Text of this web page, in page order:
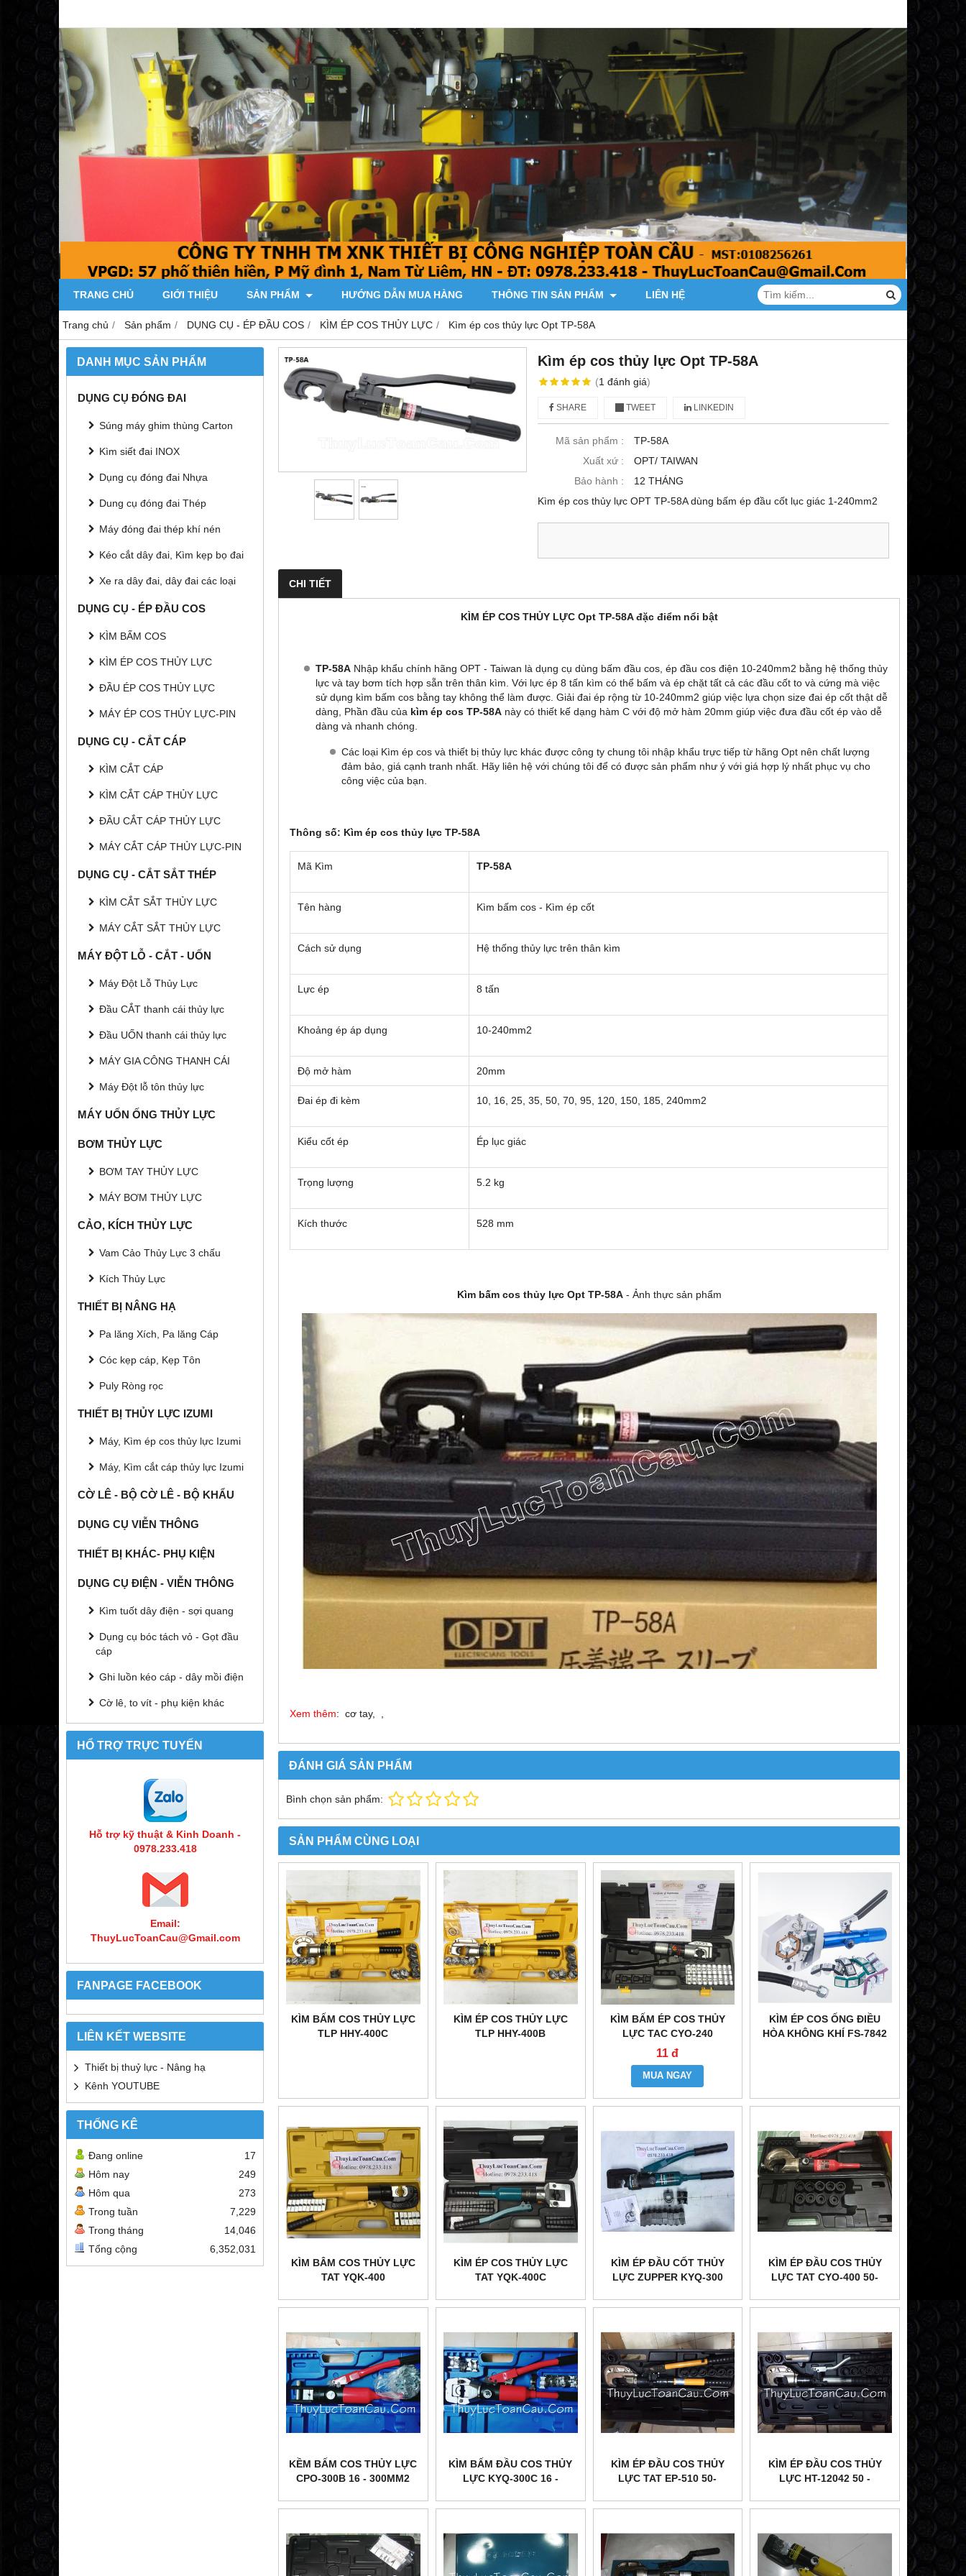
TRANG CHỦ GIỚI THIỆU SẢN PHẨM HƯỚNG DẪN MUA HÀNG THÔNG TIN SẢN PHẨM LIÊN HỆ
Trang chủ Sản phẩm DỤNG CỤ - ÉP ĐẦU COS KÌM ÉP COS THỦY LỰC Kìm ép cos thủy lực Opt TP-58A
DANH MỤC SẢN PHẨM
DỤNG CỤ ĐÓNG ĐAI
Súng máy ghim thùng Carton
Kìm siết đai INOX
Dụng cụ đóng đai Nhựa
Dung cụ đóng đai Thép
Máy đóng đai thép khí nén
Kéo cắt dây đai, Kìm kẹp bọ đai
Xe ra dây đai, dây đai các loại
DỤNG CỤ - ÉP ĐẦU COS
KÌM BẤM COS
KÌM ÉP COS THỦY LỰC
ĐẦU ÉP COS THỦY LỰC
MÁY ÉP COS THỦY LỰC-PIN
DỤNG CỤ - CẮT CÁP
KÌM CẮT CÁP
KÌM CẮT CÁP THỦY LỰC
ĐẦU CẮT CÁP THỦY LỰC
MÁY CẮT CÁP THỦY LỰC-PIN
DỤNG CỤ - CẮT SẮT THÉP
KÌM CẮT SẮT THỦY LỰC
MÁY CẮT SẮT THỦY LỰC
MÁY ĐỘT LỖ - CẮT - UỐN
Máy Đột Lỗ Thủy Lực
Đầu CẮT thanh cái thủy lực
Đầu UỐN thanh cái thủy lực
MÁY GIA CÔNG THANH CÁI
Máy Đột lỗ tôn thủy lực
MÁY UỐN ỐNG THỦY LỰC
BƠM THỦY LỰC
BƠM TAY THỦY LỰC
MÁY BƠM THỦY LỰC
CẢO, KÍCH THỦY LỰC
Vam Cảo Thủy Lực 3 chấu
Kích Thủy Lực
THIẾT BỊ NÂNG HẠ
Pa lăng Xích, Pa lăng Cáp
Cóc kẹp cáp, Kẹp Tôn
Puly Ròng rọc
THIẾT BỊ THỦY LỰC IZUMI
Máy, Kìm ép cos thủy lực Izumi
Máy, Kìm cắt cáp thủy lực Izumi
CỜ LÊ - BỘ CỜ LÊ - BỘ KHẨU
DỤNG CỤ VIỄN THÔNG
THIẾT BỊ KHÁC- PHỤ KIỆN
DỤNG CỤ ĐIỆN - VIỄN THÔNG
Kìm tuốt dây điện - sợi quang
Dụng cụ bóc tách vỏ - Gọt đầu
cáp
Ghi luồn kéo cáp - dây mồi điện
Cờ lê, to vít - phụ kiện khác
HỔ TRỢ TRỰC TUYẾN
Hỗ trợ kỹ thuật & Kinh Doanh -
0978.233.418
Email:
ThuyLucToanCau@Gmail.com
FANPAGE FACEBOOK
LIÊN KẾT WEBSITE
Thiết bị thuỷ lực - Nâng hạ
Kênh YOUTUBE
THỐNG KÊ
Đang online
17
Hôm nay
249
Hôm qua
273
Trong tuần
7,229
Trong tháng
14,046
Tổng cộng
6,352,031
Kìm ép cos thủy lực Opt TP-58A
(1 đánh giá)
SHARE TWEET LINKEDIN
Mã sản phẩm :
TP-58A
Xuất xứ :
OPT/ TAIWAN
Bảo hành :
12 THÁNG
Kìm ép cos thủy lực OPT TP-58A dùng bấm ép đầu cốt lục giác 1-240mm2
CHI TIẾT
KÌM ÉP COS THỦY LỰC Opt TP-58A đặc điểm nổi bật
TP-58A Nhập khẩu chính hãng OPT - Taiwan là dụng cụ dùng bấm đầu cos, ép đầu cos điện 10-240mm2 bằng hệ thống thủy
lực và tay bơm tích hợp sẵn trên thân kìm. Với lực ép 8 tấn kìm có thể bấm và ép chặt tất cả các đầu cốt to và cứng mà việc
sử dụng kìm bấm cos bằng tay không thể làm được. Giải đai ép rộng từ 10-240mm2 giúp việc lựa chọn size đai ép cốt thật dễ
dàng, Phần đầu của kìm ép cos TP-58A này có thiết kế dạng hàm C với độ mở hàm 20mm giúp việc đưa đầu cốt ép vào dễ
dàng và nhanh chóng.
Các loại Kìm ép cos và thiết bị thủy lực khác được công ty chung tôi nhập khẩu trực tiếp từ hãng Opt nên chất lượng
đảm bảo, giá cạnh tranh nhất. Hãy liên hệ với chúng tôi để có được sản phẩm như ý với giá hợp lý nhất phục vụ cho
công việc của bạn.
Thông số: Kìm ép cos thủy lực TP-58A
Mã Kìm TP-58A
Tên hàng Kìm bấm cos - Kìm ép cốt
Cách sử dụng Hệ thống thủy lực trên thân kìm
Lực ép 8 tấn
Khoảng ép áp dụng 10-240mm2
Độ mở hàm 20mm
Đai ép đi kèm 10, 16, 25, 35, 50, 70, 95, 120, 150, 185, 240mm2
Kiểu cốt ép Ép lục giác
Trọng lượng 5.2 kg
Kích thước 528 mm
Kìm bấm cos thủy lực Opt TP-58A- Ảnh thực sản phẩm
Xem thêm: cơ tay, ,
ĐÁNH GIÁ SẢN PHẨM
Bình chọn sản phẩm:
SẢN PHẨM CÙNG LOẠI
KÌM BẤM COS THỦY LỰC
TLP HHY-400C
KÌM ÉP COS THỦY LỰC
TLP HHY-400B
KÌM BẤM ÉP COS THỦY
LỰC TAC CYO-240
11 đ
MUA NGAY
KÌM ÉP COS ỐNG ĐIỀU
HÒA KHÔNG KHÍ FS-7842
KÌM BÂM COS THỦY LỰC
TAT YQK-400
KÌM ÉP COS THỦY LỰC
TAT YQK-400C
KÌM ÉP ĐẦU CỐT THỦY
LỰC ZUPPER KYQ-300
KÌM ÉP ĐẦU COS THỦY
LỰC TAT CYO-400 50-
KỀM BẤM COS THỦY LỰC
CPO-300B 16 - 300MM2
KÌM BẤM ĐẦU COS THỦY
LỰC KYQ-300C 16 -
KÌM ÉP ĐẦU COS THỦY
LỰC TAT EP-510 50-
KÌM ÉP ĐẦU COS THỦY
LỰC HT-12042 50 -